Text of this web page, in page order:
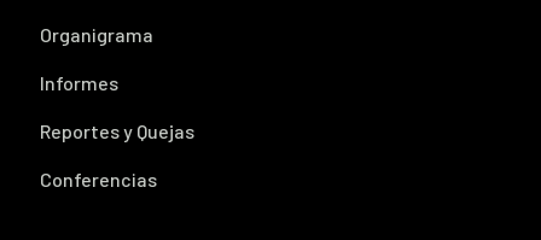
Organigrama
Informes
Reportes y Quejas
Conferencias